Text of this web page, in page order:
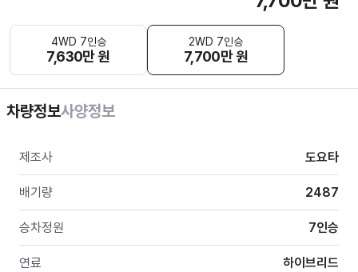
4WD 7인승
7,630만 원
2WD 7인승
7,700만 원
차량정보사양정보
제조사 도요타
배기량 2487
승차정원 7인승
연료 하이브리드